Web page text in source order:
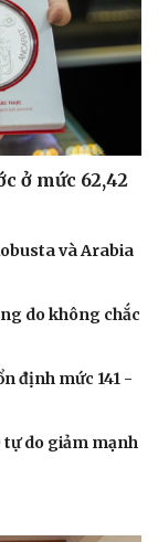
ở mức 62,42
và Arabia
do không chắc
định mức 141 -
tự do giảm mạnh